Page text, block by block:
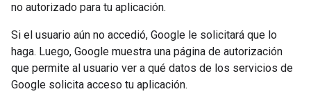
no autorizado para tu aplicación.
Si el usuario aún no accedió, Google le solicitará que lo
haga. Luego, Google muestra una página de autorización
que permite al usuario ver a qué datos de los servicios de
Google solicita acceso tu aplicación.